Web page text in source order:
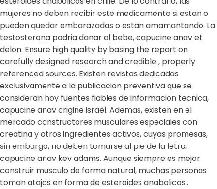
mujeres no deben recibir este medicamento si estan o
pueden quedar embarazadas o estan amamantando. La
testosterona podria danar al bebe, capucine anav et
delon. Ensure high quality by basing the report on
carefully designed research and credible , properly
referenced sources. Existen revistas dedicadas
exclusivamente a la publicacion preventiva que se
consideran hoy fuentes fiables de informacion tecnica,
capucine anav origine israël. Ademas, existen en el
mercado constructores musculares especiales con
creatina y otros ingredientes activos, cuyas promesas,
sin embargo, no deben tomarse al pie de la letra,
capucine anav kev adams. Aunque siempre es mejor
construir musculo de forma natural, muchas personas
toman atajos en forma de esteroides anabolicos..